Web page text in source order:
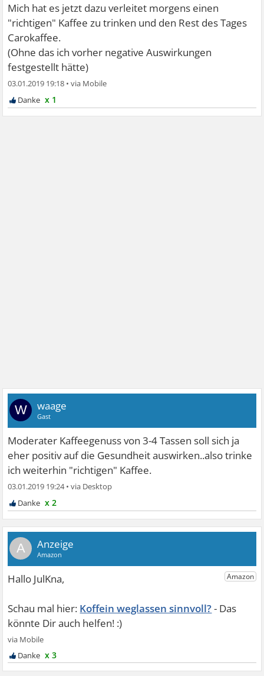
Mich hat es jetzt dazu verleitet morgens einen
"richtigen" Kaffee zu trinken und den Rest des Tages
Carokaffee.
(Ohne das ich vorher negative Auswirkungen
festgestellt hätte)
03.01.2019 19:18 •
x 1
W waage
Gast
Moderater Kaffeegenuss von 3-4 Tassen soll sich ja
eher positiv auf die Gesundheit auswirken..also trinke
ich weiterhin "richtigen" Kaffee.
03.01.2019 19:24•
x 2
A
Koffein weglassen sinnvoll?
x 3